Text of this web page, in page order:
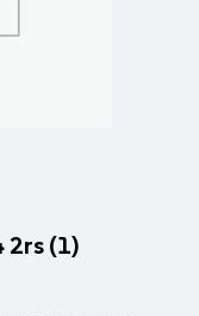
2rs (1)